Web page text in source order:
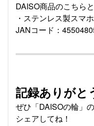
DAISO商品のこちら
・ステンレス製スマ
JANコード：
記録ありがと
ぜひ「DAISOの輪」
シェアしてね！